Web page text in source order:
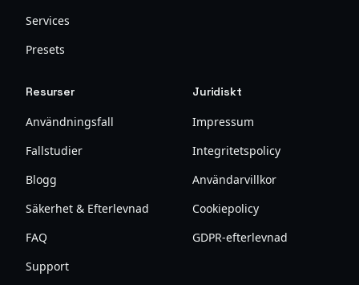
Services
Presets
Resurser
Användningsfall
Fallstudier
Blogg
Säkerhet & Efterlevnad
FAQ
Support
Juridiskt
Impressum
Integritetspolicy
Användarvillkor
Cookiepolicy
GDPR-efterlevnad